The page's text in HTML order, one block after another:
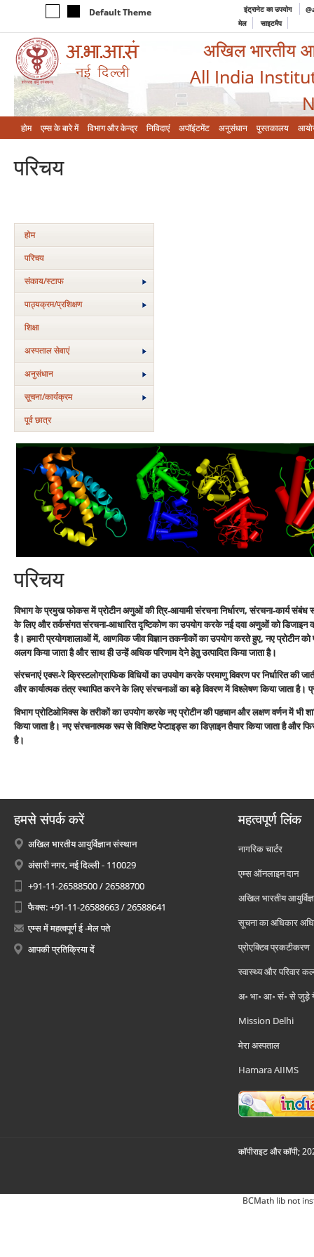
Default Theme इंट्रानेट का उपयोग
मेल
साइटमैप
अखिल भारतीय
All India
होम एम्‍स के बारे में विभाग और केन्‍द्र निविदाएं अपॉइंटमेंट अनुसंधान पुस्तकालय
परिचय
होम
परिचय
संकाय/स्‍टाफ
पाठ्यक्रम/प्रशिक्षण
शिक्षा
अस्‍पताल सेवाएं
अनुसंधान
सूचना/कार्यक्रम
पूर्व छात्र
परिचय
विभाग के प्रमुख फोकस में प्रोटीन अणुओं की त्रि-आयामी संरचना निर्धारण, संरचना-कार्य संबंध
के लिए और तर्कसंगत संरचना-आधारित दृष्टिकोण का उपयोग करके नई दवा अणुओं को डिजाइन
है। हमारी प्रयोगशालाओं में, आणविक जीव विज्ञान तकनीकों का उपयोग करते हुए, नए प्रोटीन
अलग किया जाता है और साथ ही उन्हें अधिक परिणाम देने हेतु उत्पादित किया जाता है।
संरचनाएं एक्स-रे क्रिस्टलोग्राफिक विधियों का उपयोग करके परमाणु विवरण पर निर्धारित की
और कार्यात्मक तंत्र स्थापित करने के लिए संरचनाओं का बड़े विवरण में विश्लेषण किया जाता है।
विभाग प्रोटिओमिक्स के तरीकों का उपयोग करके नए प्रोटीन की पहचान और लक्षण वर्णन में भी
किया जाता है। नए संरचनात्मक रूप से विशिष्ट पेप्टाइड्स का डिज़ाइन तैयार किया जाता है और
है।
हमसे संपर्क करें
अखिल भारतीय आयुर्विज्ञान संस्थान
अंसारी नगर, नई दिल्ली - 110029
+91-11-26588500 / 26588700
फैक्स: +91-11-26588663 / 26588641
एम्स में महत्वपूर्ण ई -मेल पते
आपकी प्रतिक्रिया दें
महत्वपूर्ण लिंक
नागरिक चार्टर
एम्स ऑनलाइन दान
अखिल भारतीय
सूचना का अधिकार
प्रोएक्टिव प्रकटीकरण
स्वास्थ्य और परिवार
अ॰ भा॰ आ॰ सं॰ से जुड़े
Mission Delhi
मेरा अस्पताल
Hamara AIIMS
कॉपीराइट और कॉपी;
BCMath lib not